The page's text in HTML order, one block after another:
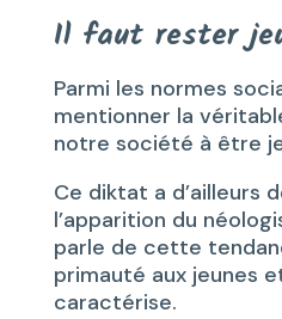
Il faut rester
Parmi les normes
mentionner la
notre société à être
Ce diktat a d’ailleurs
l’apparition du
parle de cette
primauté aux jeunes
caractérise.